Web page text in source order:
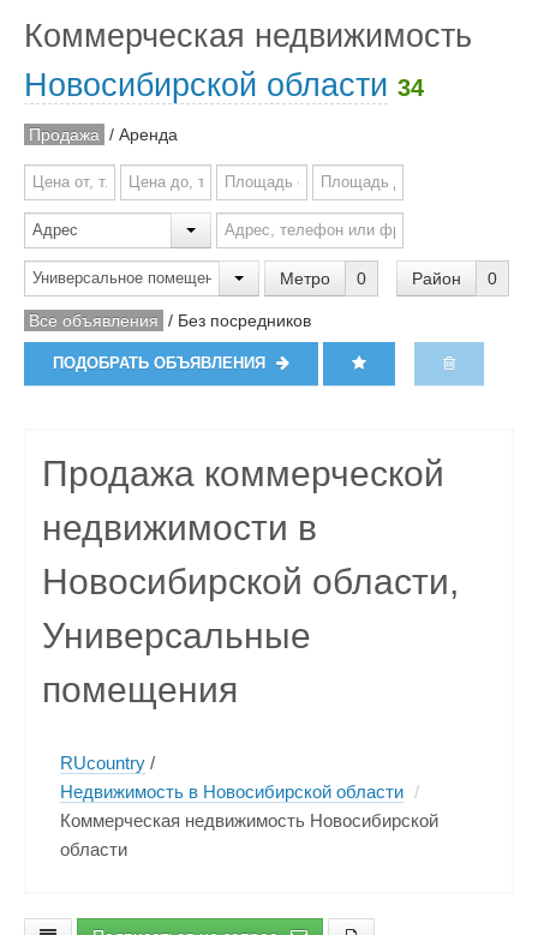
Коммерческая недвижимость
Новосибирской области 34
Продажа / Аренда
Метро 0 Район 0
Все объявления / Без посредников
ПОДОБРАТЬ ОБЪЯВЛЕНИЯ
Продажа коммерческой
недвижимости в
Новосибирской области,
Универсальные
помещения
RUcountry /
Недвижимость в Новосибирской области /
Коммерческая недвижимость Новосибирской
области